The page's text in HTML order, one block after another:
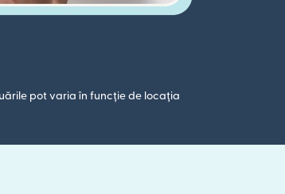
pot varia în funcție de locația